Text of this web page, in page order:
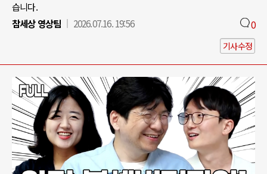
습니다.
참세상 영상팀
2026.07.16. 19:56 0
기사수정